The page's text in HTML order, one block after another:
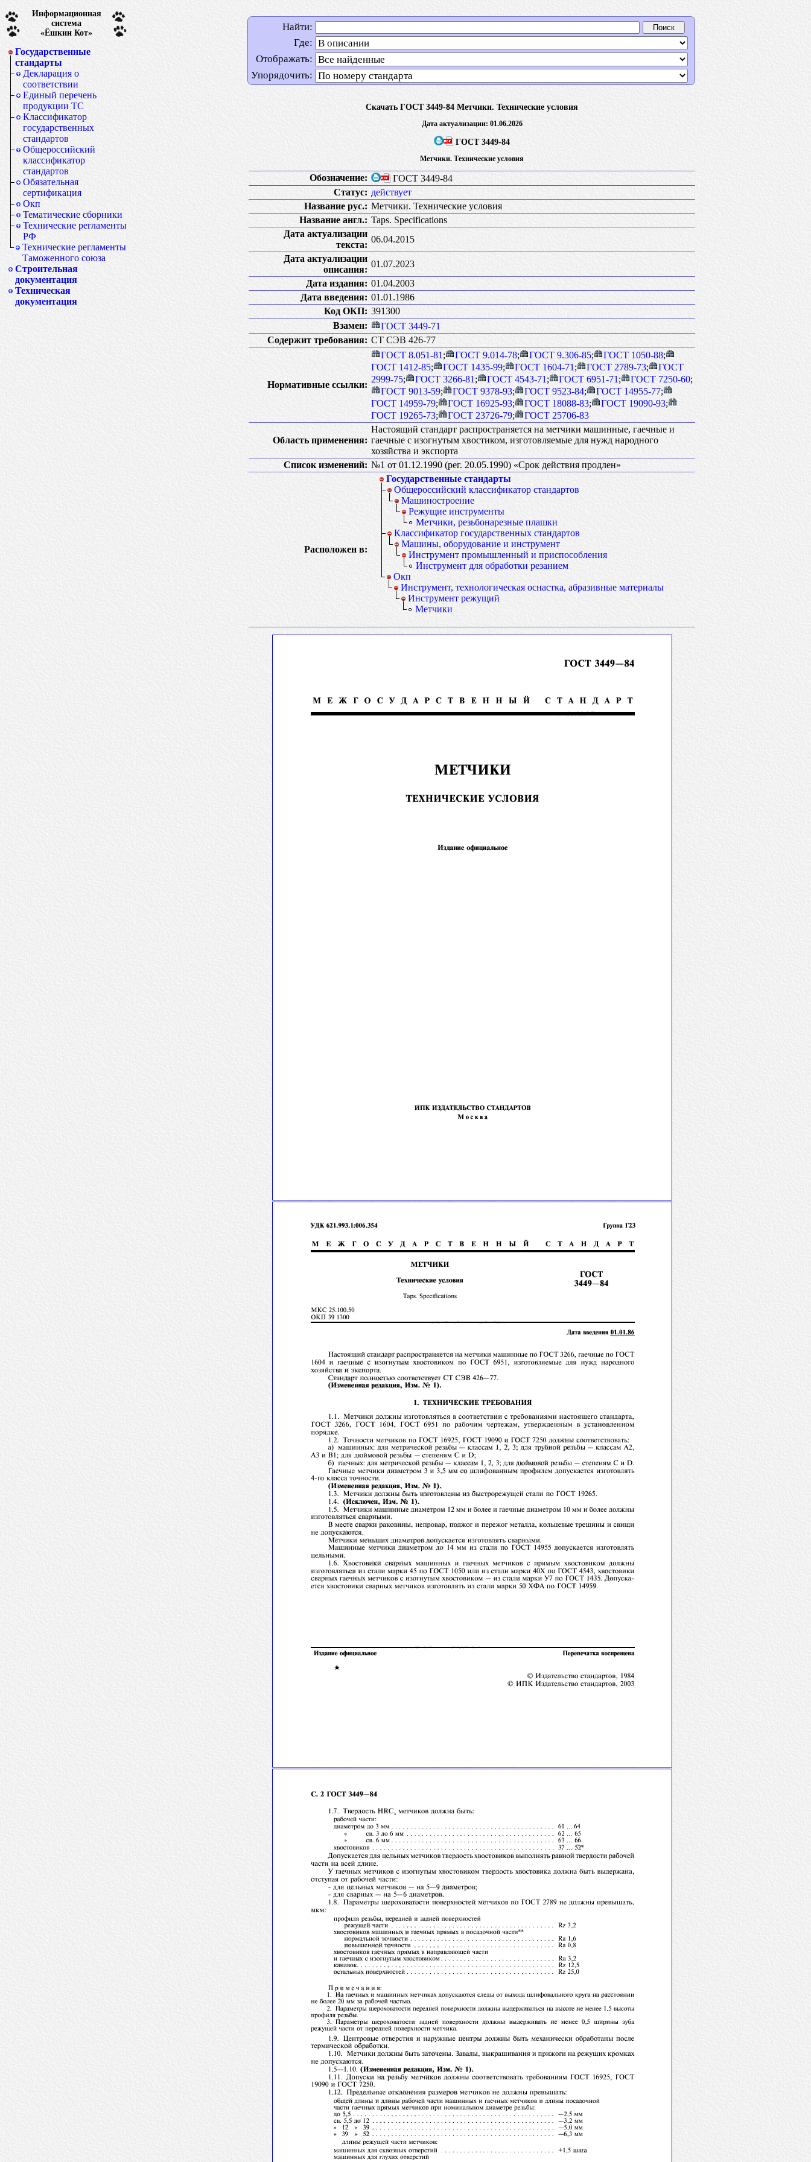
Информационная
система
«Ёшкин Кот»
Государственные
стандарты
Декларация о
соответствии
Единый перечень
продукции ТС
Классификатор
государственных
стандартов
Общероссийский
классификатор
стандартов
Обязательная
сертификация
Окп
Тематические сборники
Технические регламенты
РФ
Технические регламенты
Таможенного союза
Строительная
документация
Техническая
документация
Найти:
Где:
Отображать:
Упорядочить:
Скачать ГОСТ 3449-84 Метчики. Технические условия
Дата актуализации: 01.06.2026
ГОСТ 3449-84
Метчики. Технические условия
Обозначение:
ГОСТ 3449-84
Статус: действует
Название рус.: Метчики. Технические условия
Название англ.: Taps. Specifications
Дата актуализации
текста:
06.04.2015
Дата актуализации
описания:
01.07.2023
Дата издания: 01.04.2003
Дата введения: 01.01.1986
Код ОКП: 391300
Взамен:
ГОСТ 3449-71
Содержит требования: СТ СЭВ 426-77
Нормативные ссылки:
ГОСТ 8.051-81 ; ГОСТ 9.014-78; ГОСТ 9.306-85; ГОСТ 1050-88;
ГОСТ 1412-85; ГОСТ 1435-99; ГОСТ 1604-71 ; ГОСТ 2789-73;
ГОСТ
2999-75; ГОСТ 3266-81 ; ГОСТ 4543-71 ; ГОСТ 6951-71 ; ГОСТ 7250-60;
ГОСТ 9013-59; ГОСТ 9378-93; ГОСТ 9523-84; ГОСТ 14955-77;
ГОСТ 14959-79; ГОСТ 16925-93; ГОСТ 18088-83; ГОСТ 19090-93;
ГОСТ 19265-73; ГОСТ 23726-79; ГОСТ 25706-83
Область применения:
Настоящий стандарт распространяется на метчики машинные, гаечные и
гаечные с изогнутым хвостиком, изготовляемые для нужд народного
хозяйства и экспорта
Список изменений: №1 от 01.12.1990 (рег. 20.05.1990) «Срок действия продлен»
Расположен в:
Государственные стандарты
Общероссийский классификатор стандартов
Машиностроение
Режущие инструменты
Метчики, резьбонарезные плашки
Классификатор государственных стандартов
Машины, оборудование и инструмент
Инструмент промышленный и приспособления
Инструмент для обработки резанием
Окп
Инструмент, технологическая оснастка, абразивные материалы
Инструмент режущий
Метчики